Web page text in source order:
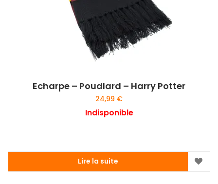
Echarpe – Poudlard – Harry Potter
24,99 €
Indisponible
Lire la suite